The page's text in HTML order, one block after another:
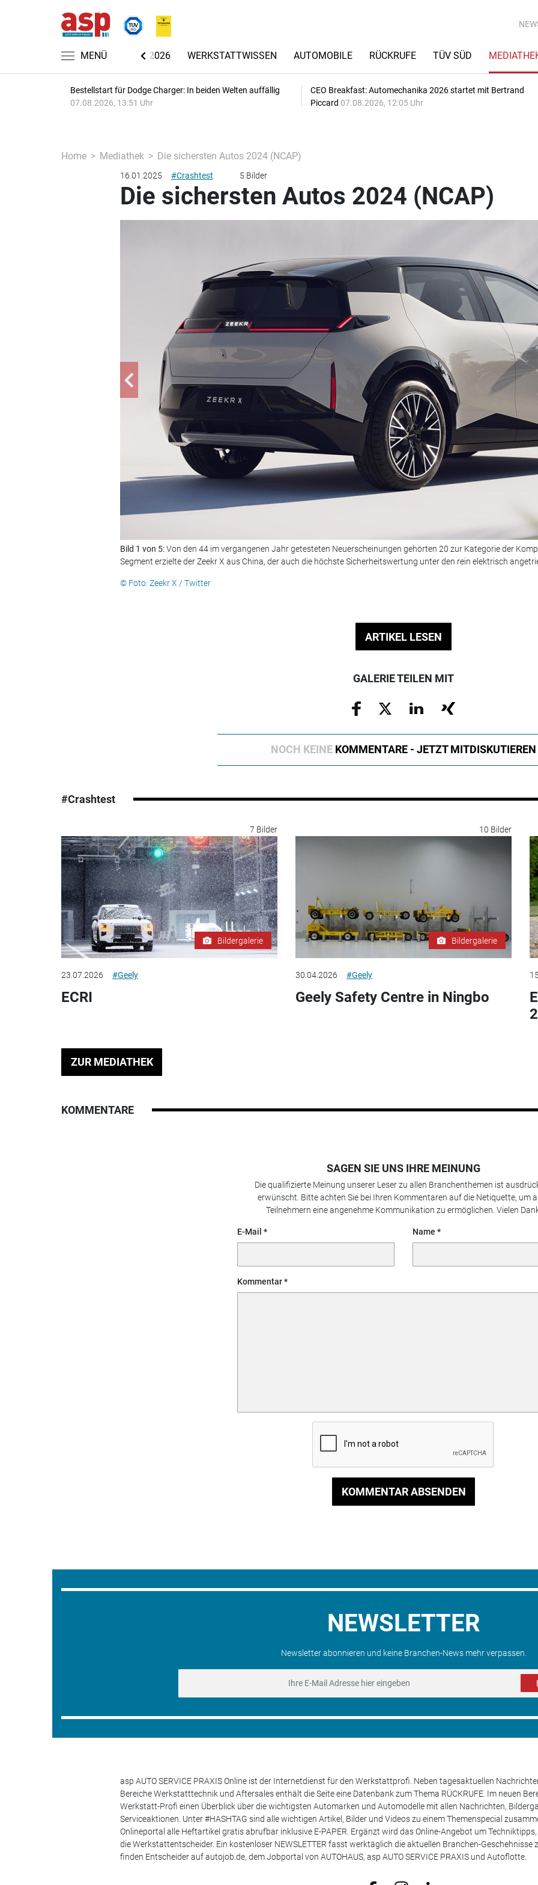
MENÜ
AUTOMECHANIKA 2026 WERKSTATTWISSEN AUTOMOBILE RÜCKRUFE TÜV SÜD
Bestellstart für Dodge Charger: In beiden Welten auffällig
07.08.2026, 13:51 Uhr
CEO Breakfast: Automechanika 2026 startet mit Bertrand
Piccard 07.08.2026, 12:05 Uhr
Home Mediathek Die sichersten Autos 2024 (NCAP)
16.01.2025 #Crashtest 5 Bilder
Die sichersten Autos 2024 (NCAP)
Bild 1 von 5:Von den 44 im vergangenen Jahr getesteten Neuerscheinungen gehörten 20 zur Kategorie der
Segment erzielte der Zeekr X aus China, der auch die höchste Sicherheitswertung unter den rein elektrisch
© Foto: Zeekr X / Twitter
ARTIKEL LESEN
GALERIE TEILEN MIT
NOCH KEINE KOMMENTARE - JETZT MITDISKUTIEREN
#Crashtest
7 Bilder
Bildergalerie
23.07.2026 #Geely
ECRI
10 Bilder
Bildergalerie
30.04.2026 #Geely
Geely Safety Centre in Ningbo
ZUR MEDIATHEK
KOMMENTARE
SAGEN SIE UNS IHRE MEINUNG
Die qualifizierte Meinung unserer Leser zu allen Branchenthemen ist
erwünscht. Bitte achten Sie bei Ihren Kommentaren auf die Netiquette, um
Teilnehmern eine angenehme Kommunikation zu ermöglichen. Vielen
E-Mail Name
Kommentar
KOMMENTAR ABSENDEN
NEWSLETTER
Newsletter abonnieren und keine Branchen-News mehr verpassen.
asp AUTO SERVICE PRAXIS Online ist der Internetdienst für den Werkstattprofi. Neben tagesaktuellen
Bereiche Werkstatttechnik und Aftersales enthält die Seite eine Datenbank zum Thema RÜCKRUFE. Im neuen
Werkstatt-Profi einen Überblick über die wichtigsten Automarken und Automodelle mit allen Nachrichten,
Serviceaktionen. Unter #HASHTAG sind alle wichtigen Artikel, Bilder und Videos zu einem Themenspecial
Onlineportal alle Heftartikel gratis abrufbar inklusive E-PAPER. Ergänzt wird das Online-Angebot um
die Werkstattentscheider. Ein kostenloser NEWSLETTER fasst werktäglich die aktuellen Branchen-Geschehnisse
finden Entscheider auf autojob.de, dem Jobportal von AUTOHAUS, asp AUTO SERVICE PRAXIS und Autoflotte.